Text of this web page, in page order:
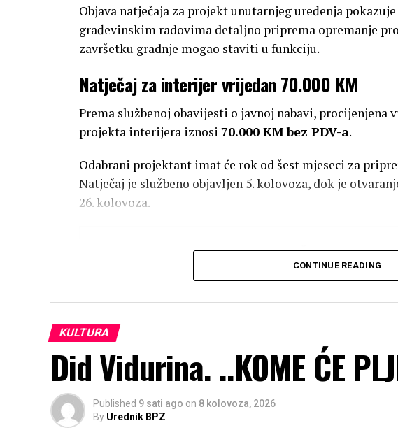
Objava natječaja za projekt unutarnjeg uređenja
građevinskim radovima detaljno priprema opremanje
završetku gradnje mogao staviti u funkciju.
Natječaj za interijer vrijedan 70.000 KM
Prema službenoj obavijesti o javnoj nabavi, procijenjena
projekta interijera iznosi 70.000 KM bez PDV-a.
Odabrani projektant imat će rok od šest mjeseci za
Natječaj je službeno objavljen 5. kolovoza, dok je
26. kolovoza.
CONTINUE READING
KULTURA
Did Vidurina. ..KOME ĆE
Published 9 sati ago on 8 kolovoza, 2026
By Urednik BPZ